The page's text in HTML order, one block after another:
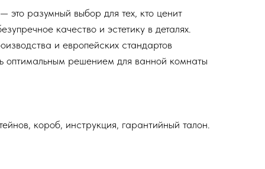
— это разумный выбор для тех, кто ценит
качество и эстетику в деталях.
и европейских стандартов
оптимальным решением для ванной комнаты
короб, инструкция, гарантийный талон.